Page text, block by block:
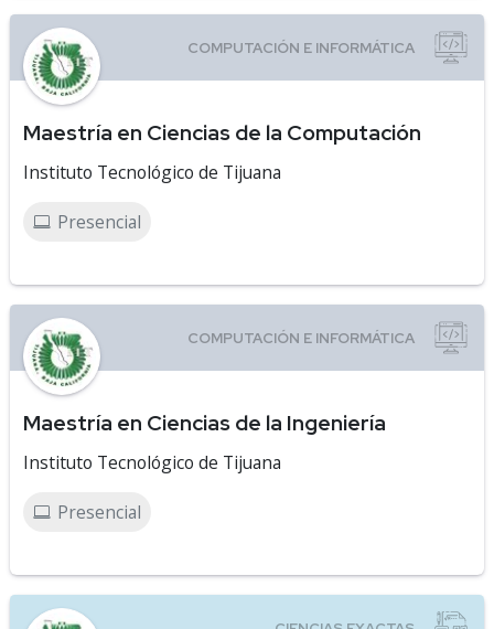
Maestría en Ciencias de la Computación
Instituto Tecnológico de Tijuana
Presencial
Maestría en Ciencias de la Ingeniería
Instituto Tecnológico de Tijuana
Presencial